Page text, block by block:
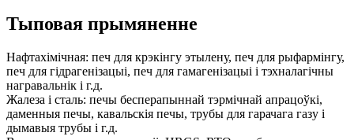
Тыповая прымяненне
Нафтахімічная: печ для крэкінгу этылену, печ для рыфармінгу,
печ для гідрагенізацыі, печ для гамагенізацыі і тэхналагічны
награвальнік і г.д.
Жалеза і сталь: печы бесперапыннай тэрмічнай апрацоўкі,
даменныя печы, кавальскія печы, трубы для гарачага газу і
дымавыя трубы і г.д.